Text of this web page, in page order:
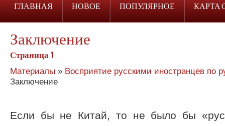
ГЛАВНАЯ НОВОЕ ПОПУЛЯРНОЕ КАРТА
Заключение
Страница 1
Материалы » Восприятие русскими иностранцев по
Заключение
Если бы не Китай, то не было бы